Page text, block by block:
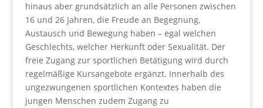
hinaus aber grundsätzlich an alle Personen zwischen
16 und 26 Jahren, die Freude an Begegnung,
Austausch und Bewegung haben – egal welchen
Geschlechts, welcher Herkunft oder Sexualität. Der
freie Zugang zur sportlichen Betätigung wird durch
regelmäßige Kursangebote ergänzt. Innerhalb des
ungezwungenen sportlichen Kontextes haben die
jungen Menschen zudem Zugang zu